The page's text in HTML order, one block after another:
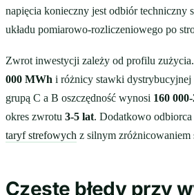
napięcia konieczny jest odbiór techniczny
układu pomiarowo-rozliczeniowego po
Zwrot inwestycji zależy od profilu
000 MWh i różnicy stawki dystrybucyjnej
grupą C a B oszczędność wynosi 160
okres zwrotu 3-5 lat. Dodatkowo
taryf strefowych z silnym zróżnicowaniem
Częste błędy przy